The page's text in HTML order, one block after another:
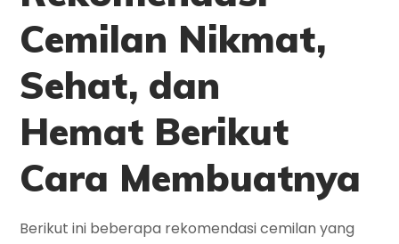
Cemilan Nikmat,
Sehat, dan
Hemat Berikut
Cara Membuatnya
Berikut ini beberapa rekomendasi cemilan yang